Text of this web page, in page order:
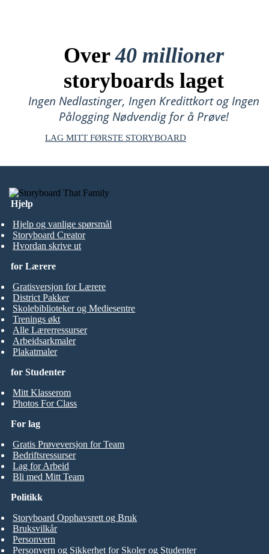
Over40 millioner
storyboards laget
Ingen Nedlastinger, Ingen Kredittkort og Ingen
Pålogging Nødvendig for å Prøve!
LAG MITT FØRSTE STORYBOARD
Hjelp
Hjelp og vanlige spørsmål
Storyboard Creator
Hvordan skrive ut
for Studenter
Mitt Klasserom
Photos For Class
for Lærere
Gratisversjon for Lærere
District Pakker
Skolebiblioteker og Mediesentre
Trenings økt
Alle Lærerressurser
Arbeidsarkmaler
Plakatmaler
For lag
Gratis Prøveversjon for Team
Bedriftsressurser
Lag for Arbeid
Bli med Mitt Team
Politikk
Storyboard Opphavsrett og Bruk
Bruksvilkår
Personvern
Personvern og Sikkerhet for Skoler og Studenter